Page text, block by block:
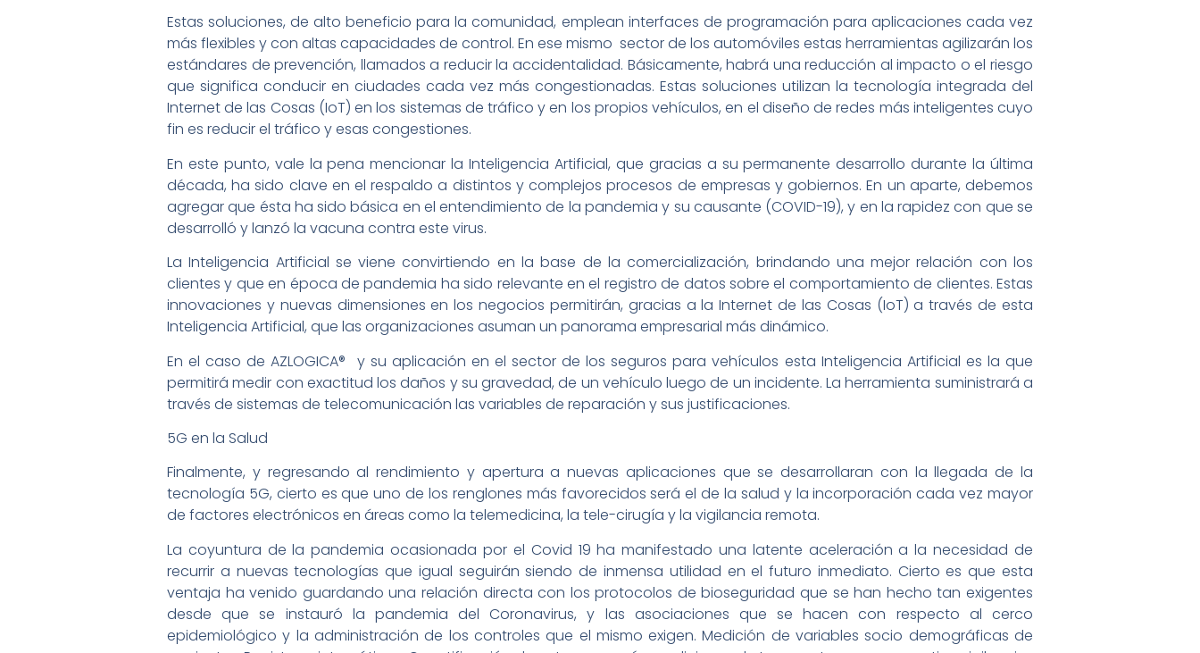
Estas soluciones, de alto beneficio para la comunidad, emplean interfaces de programación para aplicaciones cada vez
más flexibles y con altas capacidades de control. En ese mismo sector de los automóviles estas herramientas agilizarán los
estándares de prevención, llamados a reducir la accidentalidad. Básicamente, habrá una reducción al impacto o el riesgo
que significa conducir en ciudades cada vez más congestionadas. Estas soluciones utilizan la tecnología integrada del
Internet de las Cosas (IoT) en los sistemas de tráfico y en los propios vehículos, en el diseño de redes más inteligentes cuyo
fin es reducir el tráfico y esas congestiones.
En este punto, vale la pena mencionar la Inteligencia Artificial, que gracias a su permanente desarrollo durante la última
década, ha sido clave en el respaldo a distintos y complejos procesos de empresas y gobiernos. En un aparte, debemos
agregar que ésta ha sido básica en el entendimiento de la pandemia y su causante (COVID-19), y en la rapidez con que se
desarrolló y lanzó la vacuna contra este virus.
La Inteligencia Artificial se viene convirtiendo en la base de la comercialización, brindando una mejor relación con los
clientes y que en época de pandemia ha sido relevante en el registro de datos sobre el comportamiento de clientes. Estas
innovaciones y nuevas dimensiones en los negocios permitirán, gracias a la Internet de las Cosas (IoT) a través de esta
Inteligencia Artificial, que las organizaciones asuman un panorama empresarial más dinámico.
En el caso de AZLOGICA® y su aplicación en el sector de los seguros para vehículos esta Inteligencia Artificial es la que
permitirá medir con exactitud los daños y su gravedad, de un vehículo luego de un incidente. La herramienta suministrará a
través de sistemas de telecomunicación las variables de reparación y sus justificaciones.
5G en la Salud
Finalmente, y regresando al rendimiento y apertura a nuevas aplicaciones que se desarrollaran con la llegada de la
tecnología 5G, cierto es que uno de los renglones más favorecidos será el de la salud y la incorporación cada vez mayor
de factores electrónicos en áreas como la telemedicina, la tele-cirugía y la vigilancia remota.
La coyuntura de la pandemia ocasionada por el Covid 19 ha manifestado una latente aceleración a la necesidad de
recurrir a nuevas tecnologías que igual seguirán siendo de inmensa utilidad en el futuro inmediato. Cierto es que esta
ventaja ha venido guardando una relación directa con los protocolos de bioseguridad que se han hecho tan exigentes
desde que se instauró la pandemia del Coronavirus, y las asociaciones que se hacen con respecto al cerco
epidemiológico y la administración de los controles que el mismo exigen. Medición de variables socio demográficas de